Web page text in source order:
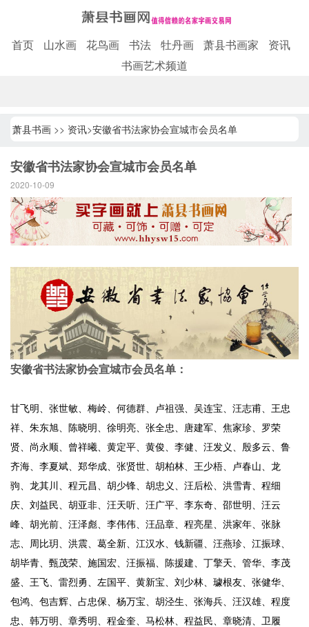
首页 山水画 花鸟画 书法 牡丹画 萧县书画家
资讯
书画艺术频道
萧县书画>> 资讯>安徽省书法家协会宣城市会员名单
安徽省书法家协会宣城市会员名单
2020-10-09
安徽省书法家协会宣城市会员名单：
甘飞明、张世敏、梅岭、何德群、卢祖强、吴连宝、汪志甫、王忠
祥、朱东旭、陈晓明、徐明亮、张全忠、唐建军、焦家珍、罗荣
贤、尚永顺、曾祥曦、黄定平、黄俊、李健、汪发义、殷多云、鲁
齐海、李夏斌、郑华成、张贤世、胡柏林、王少梧、卢春山、龙
驹、龙其川、程元昌、胡少锋、胡忠义、汪后松、洪雪青、程细
庆、刘益民、胡亚非、汪天听、汪广平、李东奇、邵世明、汪云
峰、胡光前、汪泽彪、李伟伟、汪品章、程亮星、洪家年、张脉
志、周比玥、洪震、葛全新、江汉水、钱新疆、汪燕珍、江振球、
胡毕青、甄茂荣、施国宏、汪振福、陈援建、丁擎天、管华、李茂
盛、王飞、雷烈勇、左国平、黄新宝、刘少林、璩根友、张健华、
包鸿、包吉辉、占忠保、杨万宝、胡泾生、张海兵、汪汉雄、程度
忠、韩万明、章秀明、程金奎、马松林、程益民、章晓清、卫履